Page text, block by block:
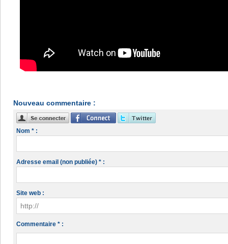
Nouveau commentaire :
Nom * :
Adresse email (non publiée) * :
Site web :
Commentaire * :